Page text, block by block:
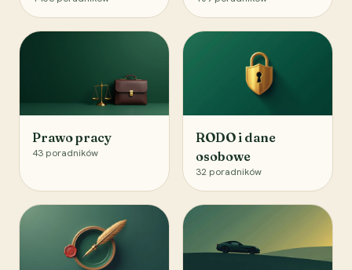
Prawo pracy
43 poradników
RODO i dane
osobowe
32 poradników